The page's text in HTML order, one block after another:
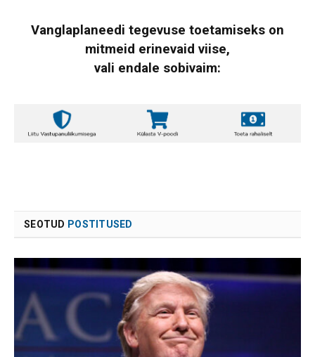
Vanglaplaneedi tegevuse toetamiseks on
mitmeid erinevaid viise,
vali endale sobivaim:
SEOTUD POSTITUSED